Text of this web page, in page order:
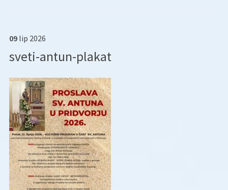
09 lip 2026
sveti-antun-plakat